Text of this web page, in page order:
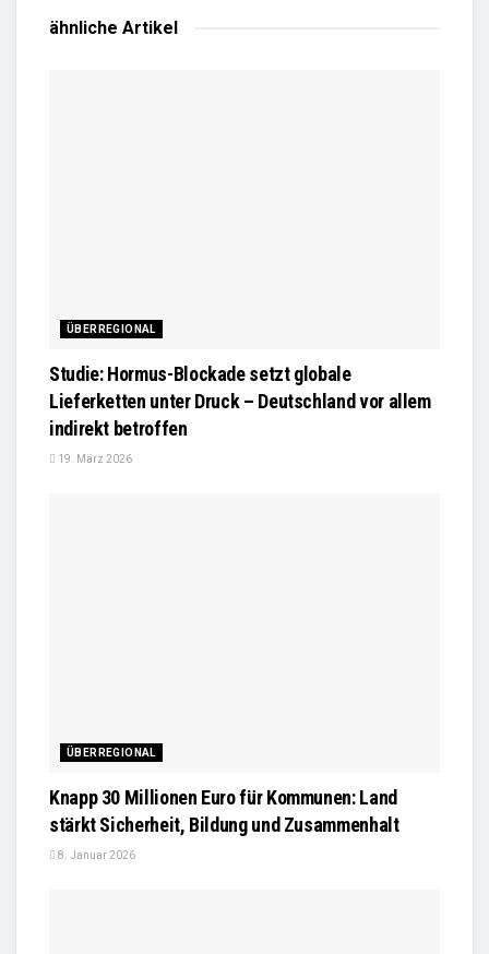
ähnliche Artikel
ÜBERREGIONAL
Studie: Hormus-Blockade setzt globale
Lieferketten unter Druck – Deutschland vor allem
indirekt betroffen
19. März 2026
ÜBERREGIONAL
Knapp 30 Millionen Euro für Kommunen: Land
stärkt Sicherheit, Bildung und Zusammenhalt
8. Januar 2026